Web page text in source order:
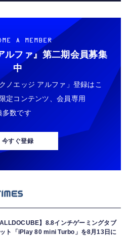
A MEMBER
ルファ』 第二期会員募集
中
ノエッジ アルファ」登録はこ
定コンテンツ、会員専用
多数です
今すぐ登録
ALLDOCUBE】8.8インチゲーミングタブ
ト「iPlay 80 mini Turbo」を8月13日に